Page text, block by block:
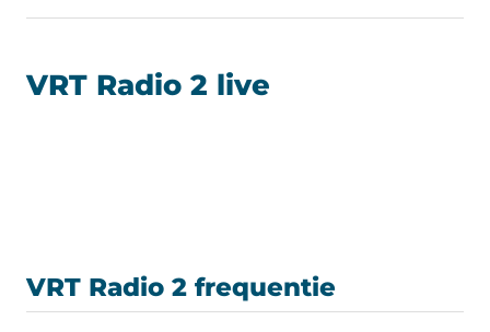
VRT Radio 2 live
VRT Radio 2 frequentie